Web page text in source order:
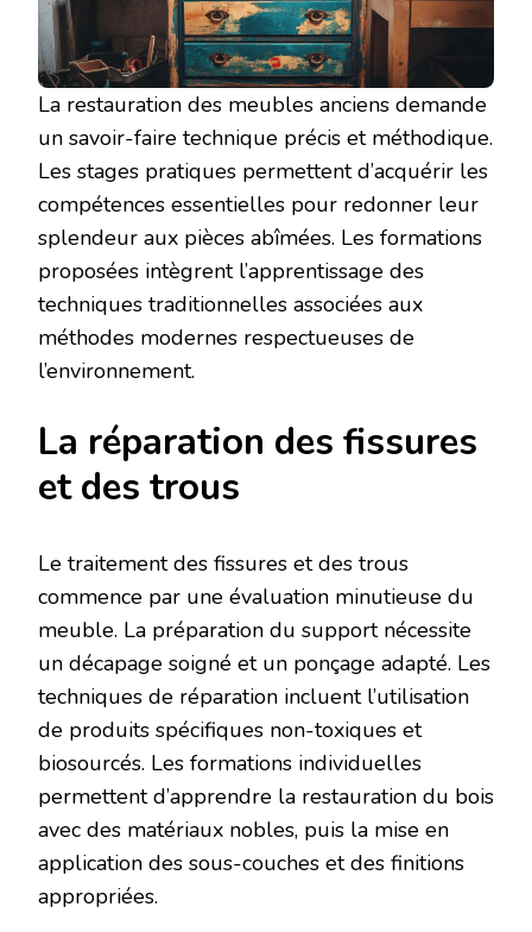
La restauration des meubles anciens demande
un savoir-faire technique précis et méthodique.
Les stages pratiques permettent d’acquérir les
compétences essentielles pour redonner leur
splendeur aux pièces abîmées. Les formations
proposées intègrent l’apprentissage des
techniques traditionnelles associées aux
méthodes modernes respectueuses de
l’environnement.
La réparation des fissures
et des trous
Le traitement des fissures et des trous
commence par une évaluation minutieuse du
meuble. La préparation du support nécessite
un décapage soigné et un ponçage adapté. Les
techniques de réparation incluent l’utilisation
de produits spécifiques non-toxiques et
biosourcés. Les formations individuelles
permettent d’apprendre la restauration du bois
avec des matériaux nobles, puis la mise en
application des sous-couches et des finitions
appropriées.